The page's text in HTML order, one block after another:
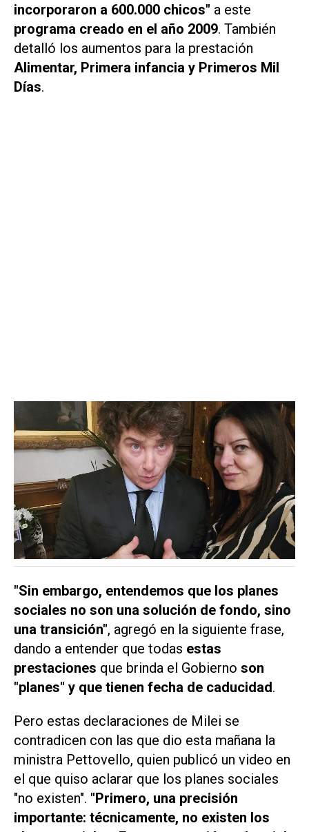
incorporaron a 600.000 chicos" a este
programa creado en el año 2009. También
detalló los aumentos para la prestación
Alimentar, Primera infancia y Primeros Mil
Días.
"Sin embargo, entendemos que los planes
sociales no son una solución de fondo, sino
una transición", agregó en la siguiente frase,
dando a entender que todas estas
prestaciones que brinda el Gobierno son
"planes" y que tienen fecha de caducidad.
Pero estas declaraciones de Milei se
contradicen con las que dio esta mañana la
ministra Pettovello, quien publicó un video en
el que quiso aclarar que los planes sociales
"no existen". "Primero, una precisión
importante: técnicamente, no existen los